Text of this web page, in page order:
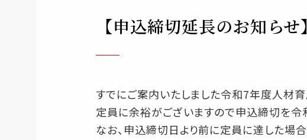
【申込締切延長のお知ら
すでにご案内いたしました令和7年度人材
定員に余裕がございますので申込締切を令
なお、申込締切日より前に定員に達した場